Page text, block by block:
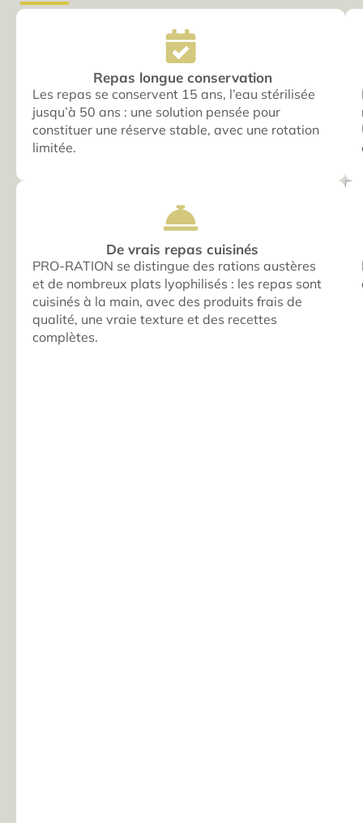
Repas longue conservation
Les repas se conservent 15 ans, l’eau stérilisée
jusqu’à 50 ans : une solution pensée pour
constituer une réserve stable, avec une rotation
limitée.
De vrais repas cuisinés
PRO-RATION se distingue des rations austères
et de nombreux plats lyophilisés : les repas sont
cuisinés à la main, avec des produits frais de
qualité, une vraie texture et des recettes
complètes.